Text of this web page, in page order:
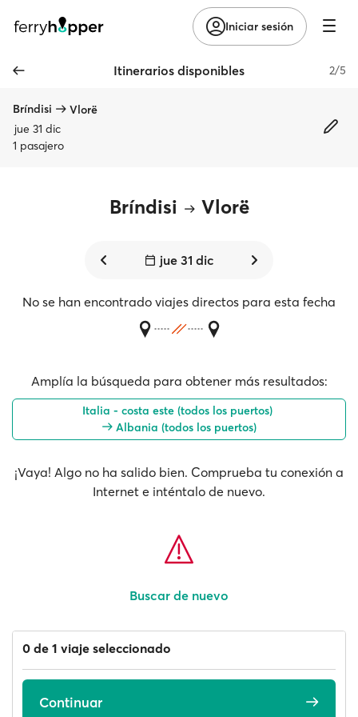
Iniciar sesión
Itinerarios disponibles 2/5
Bríndisi
Vlorë
jue 31 dic
1 pasajero
Bríndisi Vlorë
jue 31 dic
No se han encontrado viajes directos para esta fecha
Amplía la búsqueda para obtener más resultados:
Italia - costa este (todos los puertos)
Albania (todos los puertos)
¡Vaya! Algo no ha salido bien. Comprueba tu conexión a
Internet e inténtalo de nuevo.
Buscar de nuevo
0 de 1 viaje seleccionado
Continuar